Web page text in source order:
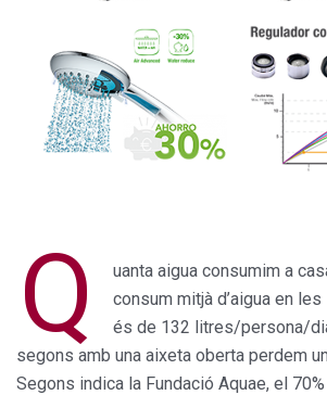
Q
uanta aigua consumim a
consum mitjà d’aigua en
és de 132 litres/persona/
segons amb una aixeta oberta perdem
Segons indica la Fundació Aquae, el 70%